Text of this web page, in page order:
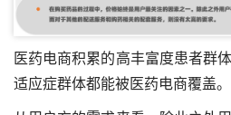
医药电商积累的高丰富度患者群
适应症群体都能被医药电商覆盖。